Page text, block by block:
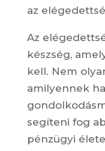
az
Az
készség,
kell. Nem
amilyennek
segíteni fog
pénzügyi